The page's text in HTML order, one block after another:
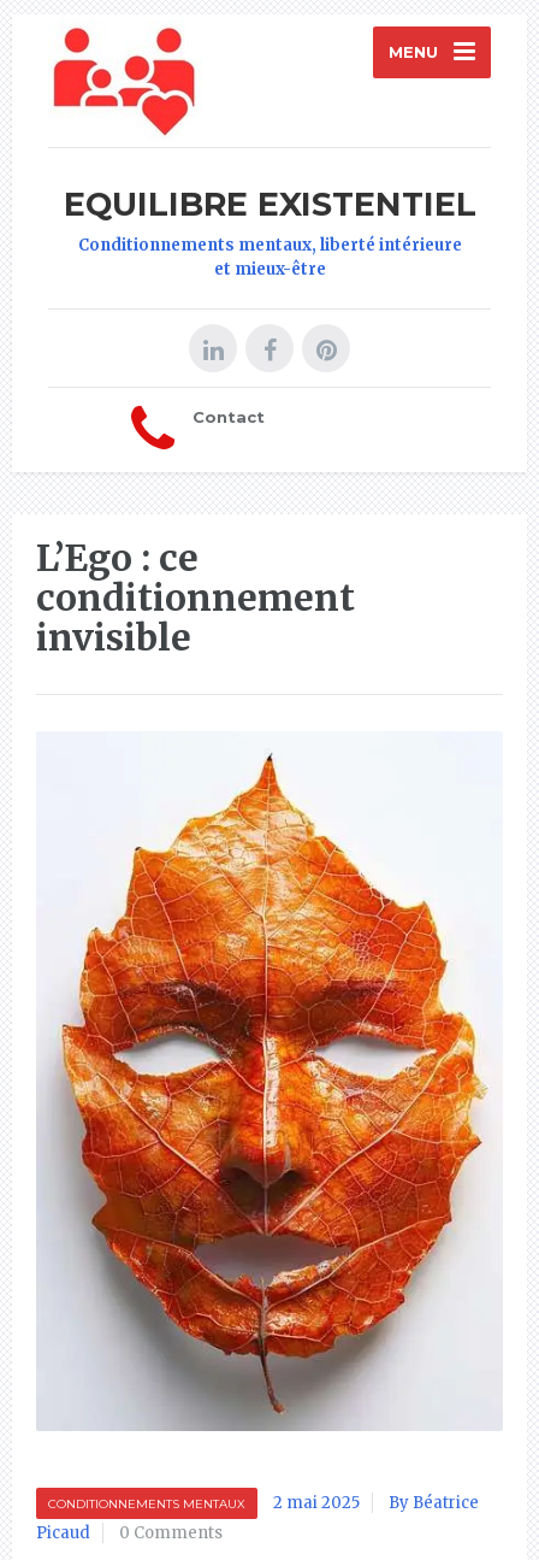
MENU
EQUILIBRE EXISTENTIEL
Conditionnements mentaux, liberté intérieure
et mieux-être
Contact
L’Ego : ce
conditionnement
invisible
CONDITIONNEMENTS MENTAUX 2 mai 2025
By Béatrice
Picaud
0 Comments